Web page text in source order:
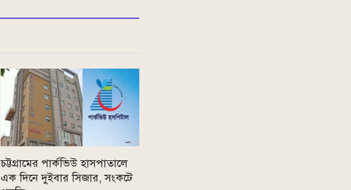
চট্টগ্রামের পার্কভিউ হাসপাতালে
এক দিনে দুইবার সিজার, সংকটে